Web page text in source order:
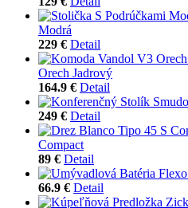
Modrá
229 € Detail
Orech Jadrový
164.9 € Detail
249 € Detail
Compact
89 € Detail
66.9 € Detail